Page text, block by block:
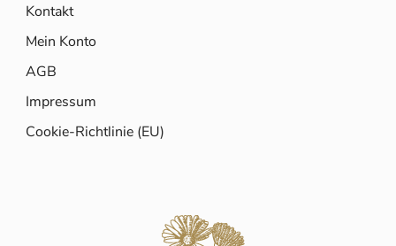
Kontakt
Mein Konto
AGB
Impressum
Cookie-Richtlinie (EU)